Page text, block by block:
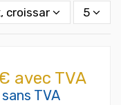
croissant 5
avec TVA
TVA